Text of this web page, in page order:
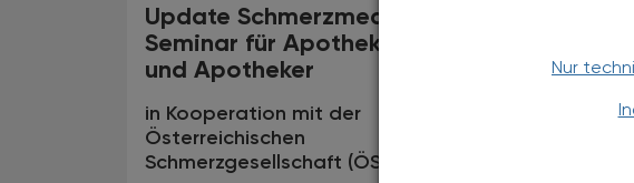
Nur
Update Schmerzmedizin -
Seminar für Apothekerinnen
und Apotheker
in Kooperation mit der
Österreichischen
Schmerzgesellschaft (ÖSG)